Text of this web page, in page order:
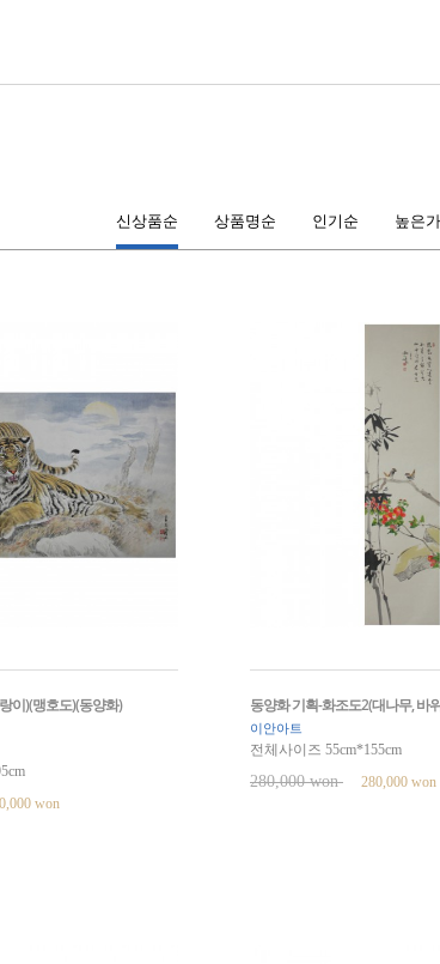
신상품순 상품명순 인기순 높은
이)(맹호도)(동양화)
won
동양화 기획-화조도2(대나무, 바
이안아트
전체사이즈 55cm*155cm
280,000 won 280,000 won